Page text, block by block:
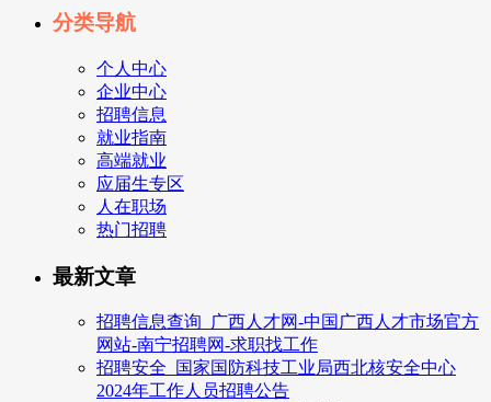
分类导航
个人中心
企业中心
招聘信息
就业指南
高端就业
应届生专区
人在职场
热门招聘
最新文章
招聘信息查询_广西人才网-中国广西人才市场官方
网站-南宁招聘网-求职找工作
招聘安全_国家国防科技工业局西北核安全中心
2024年工作人员招聘公告